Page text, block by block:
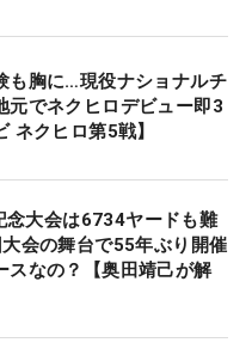
も胸に…現役ナショナルチ
元でネクヒロデビュー即3
ネクヒロ第5戦】
念大会は6734ヤードも難
会の舞台で55年ぶり開催
スなの？【奥田靖己が解